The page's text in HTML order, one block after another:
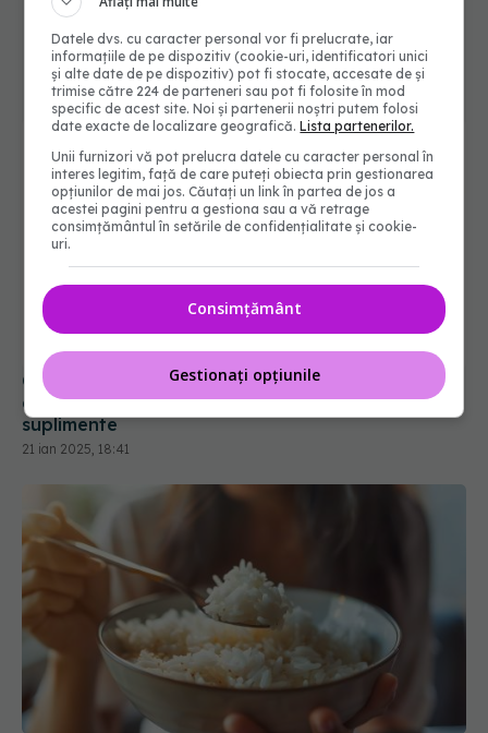
Ce nu ai știut despre uleiul de pește. Adevărul
despre Omega-3. Citește asta înainte să mai iei
suplimente
21 ian 2025, 18:41
Datele dvs. cu caracter personal vor fi prelucrate, iar
informațiile de pe dispozitiv (cookie-uri, identificatori unici
și alte date de pe dispozitiv) pot fi stocate, accesate de și
trimise către 224 de parteneri sau pot fi folosite în mod
specific de acest site. Noi și partenerii noștri putem folosi
date exacte de localizare geografică.Lista partenerilor.
Unii furnizori vă pot prelucra datele cu caracter personal în
interes legitim, față de care puteți obiecta prin gestionarea
opțiunilor de mai jos. Căutați un link în partea de jos a
acestei pagini pentru a gestiona sau a vă retrage
consimțământul în setările de confidențialitate și cookie-
uri.
Consimțământ
Gestionați opțiunile